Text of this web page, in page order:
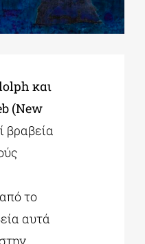
και
(New
βραβεία
το
αυτά